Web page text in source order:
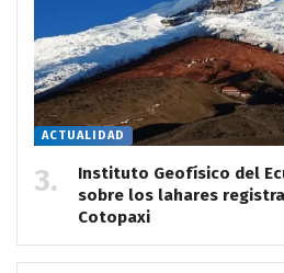
ACTUALIDAD
Instituto Geofísico del
sobre los lahares
Cotopaxi